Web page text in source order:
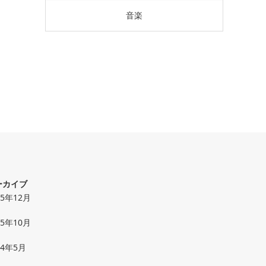
音楽
カイブ
年12月
年10月
年5月